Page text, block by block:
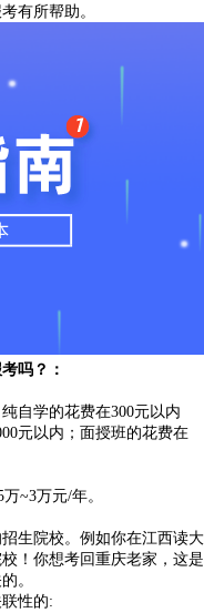
有所帮助。
吗？：
自学的花费在300元以内
元以内；面授班的花费在
~3万元/年。
生院校。例如你在江西读大
！你想考回重庆老家，这是
。
性的: